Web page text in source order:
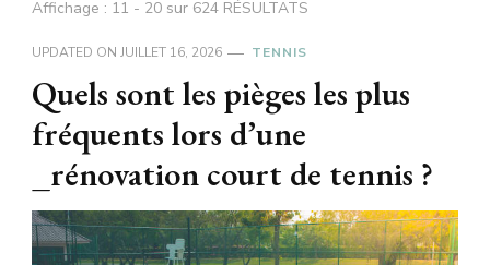
Affichage : 11 - 20 sur 624 RÉSULTATS
UPDATED ON JUILLET 16, 2026 TENNIS
Quels sont les pièges les plus
fréquents lors d’une
_rénovation court de tennis ?